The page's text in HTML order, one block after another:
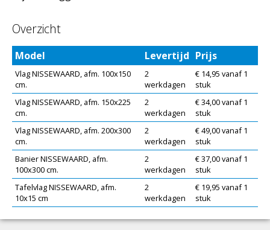
Overzicht
Model Levertijd Prijs
Vlag NISSEWAARD, afm. 100x150
cm.
2
werkdagen
€ 14,95 vanaf 1
stuk
Vlag NISSEWAARD, afm. 150x225
cm.
2
werkdagen
€ 34,00 vanaf 1
stuk
Vlag NISSEWAARD, afm. 200x300
cm.
2
werkdagen
€ 49,00 vanaf 1
stuk
Banier NISSEWAARD, afm.
100x300 cm.
2
werkdagen
€ 37,00 vanaf 1
stuk
Tafelvlag NISSEWAARD, afm.
10x15 cm
2
werkdagen
€ 19,95 vanaf 1
stuk